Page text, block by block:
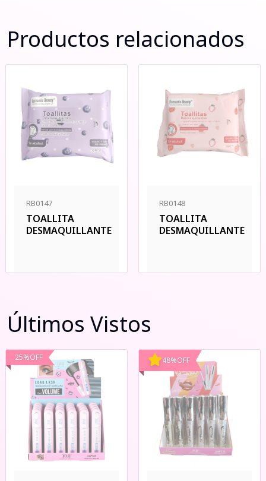
Productos relacionados
RB0147
TOALLITA
DESMAQUILLANTE
RB0148
TOALLITA
DESMAQUILLANTE
Últimos Vistos
25%OFF 48%OFF